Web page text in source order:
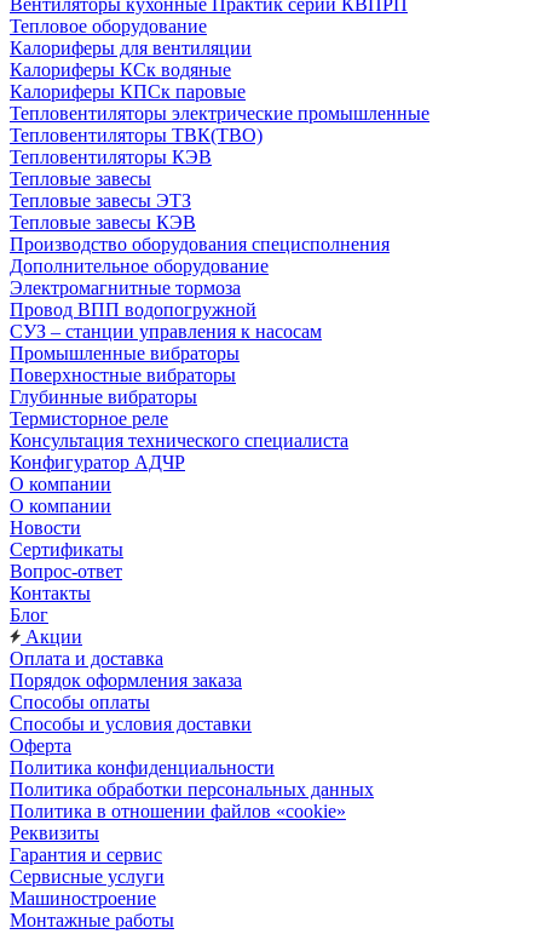
Вентиляторы кухонные Практик серии КВПРП
Тепловое оборудование
Калориферы для вентиляции
Калориферы КСк водяные
Калориферы КПСк паровые
Тепловентиляторы электрические промышленные
Тепловентиляторы ТВК(ТВО)
Тепловентиляторы КЭВ
Тепловые завесы
Тепловые завесы ЭТЗ
Тепловые завесы КЭВ
Производство оборудования специсполнения
Дополнительное оборудование
Электромагнитные тормоза
Провод ВПП водопогружной
СУЗ – станции управления к насосам
Промышленные вибраторы
Поверхностные вибраторы
Глубинные вибраторы
Термисторное реле
Консультация технического специалиста
Конфигуратор АДЧР
О компании
О компании
Новости
Сертификаты
Вопрос-ответ
Контакты
Блог
Акции
Оплата и доставка
Порядок оформления заказа
Способы оплаты
Способы и условия доставки
Оферта
Политика конфиденциальности
Политика обработки персональных данных
Политика в отношении файлов «cookie»
Реквизиты
Гарантия и сервис
Сервисные услуги
Машиностроение
Монтажные работы